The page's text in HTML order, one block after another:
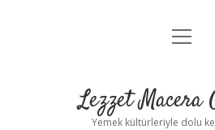
Anasayfa
Yasal Uyarı
menüyü
Lezzet Macera
Yemek kültürleriyle dolu